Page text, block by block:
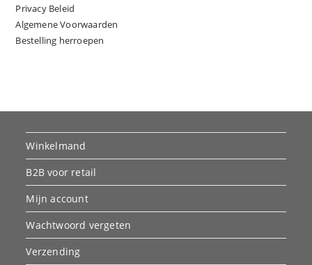
Privacy Beleid
Algemene Voorwaarden
Bestelling herroepen
Winkelmand
B2B voor retail
Mijn account
Wachtwoord vergeten
Verzending